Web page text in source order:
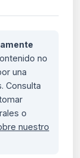
no
una
Consulta
o
nuestro